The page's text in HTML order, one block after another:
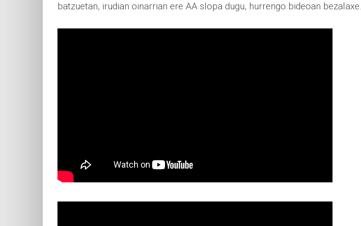
batzuetan, irudian oinarrian ere AA slopa dugu, hurrengo bideoan bezalaxe.